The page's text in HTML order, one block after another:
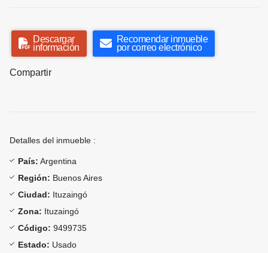
Descargar
información
Recomendar inmueble
por correo electrónico
Compartir
Detalles del inmueble :
País: Argentina
Región: Buenos Aires
Ciudad: Ituzaingó
Zona: Ituzaingó
Código: 9499735
Estado: Usado